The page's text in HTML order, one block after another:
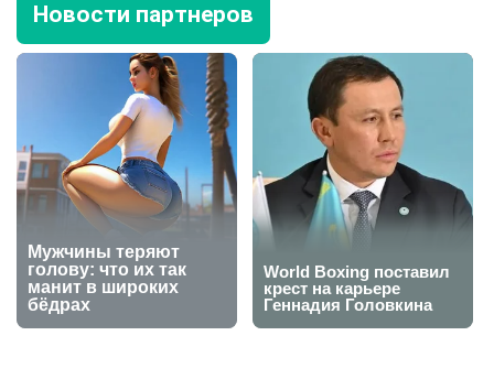
Новости партнеров